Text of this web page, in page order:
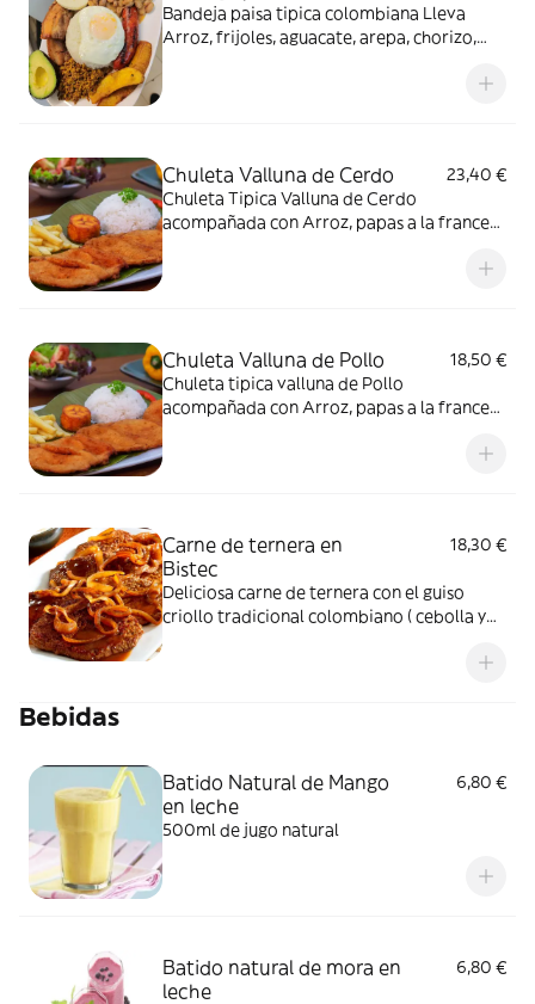
Bandeja paisa tipica colombiana Lleva
Arroz, frijoles, aguacate, arepa, chorizo,
Chuleta Valluna de Cerdo
23,40 €
Chuleta Tipica Valluna de Cerdo
acompañada con Arroz, papas a la francesa
Chuleta Valluna de Pollo
18,50 €
Chuleta tipica valluna de Pollo
acompañada con Arroz, papas a la francesa
Carne de ternera en
Bistec
18,30 €
Deliciosa carne de ternera con el guiso
criollo tradicional colombiano ( cebolla y
Bebidas
Batido Natural de Mango
en leche
6,80 €
500ml de jugo natural
Batido natural de mora en
leche
6,80 €